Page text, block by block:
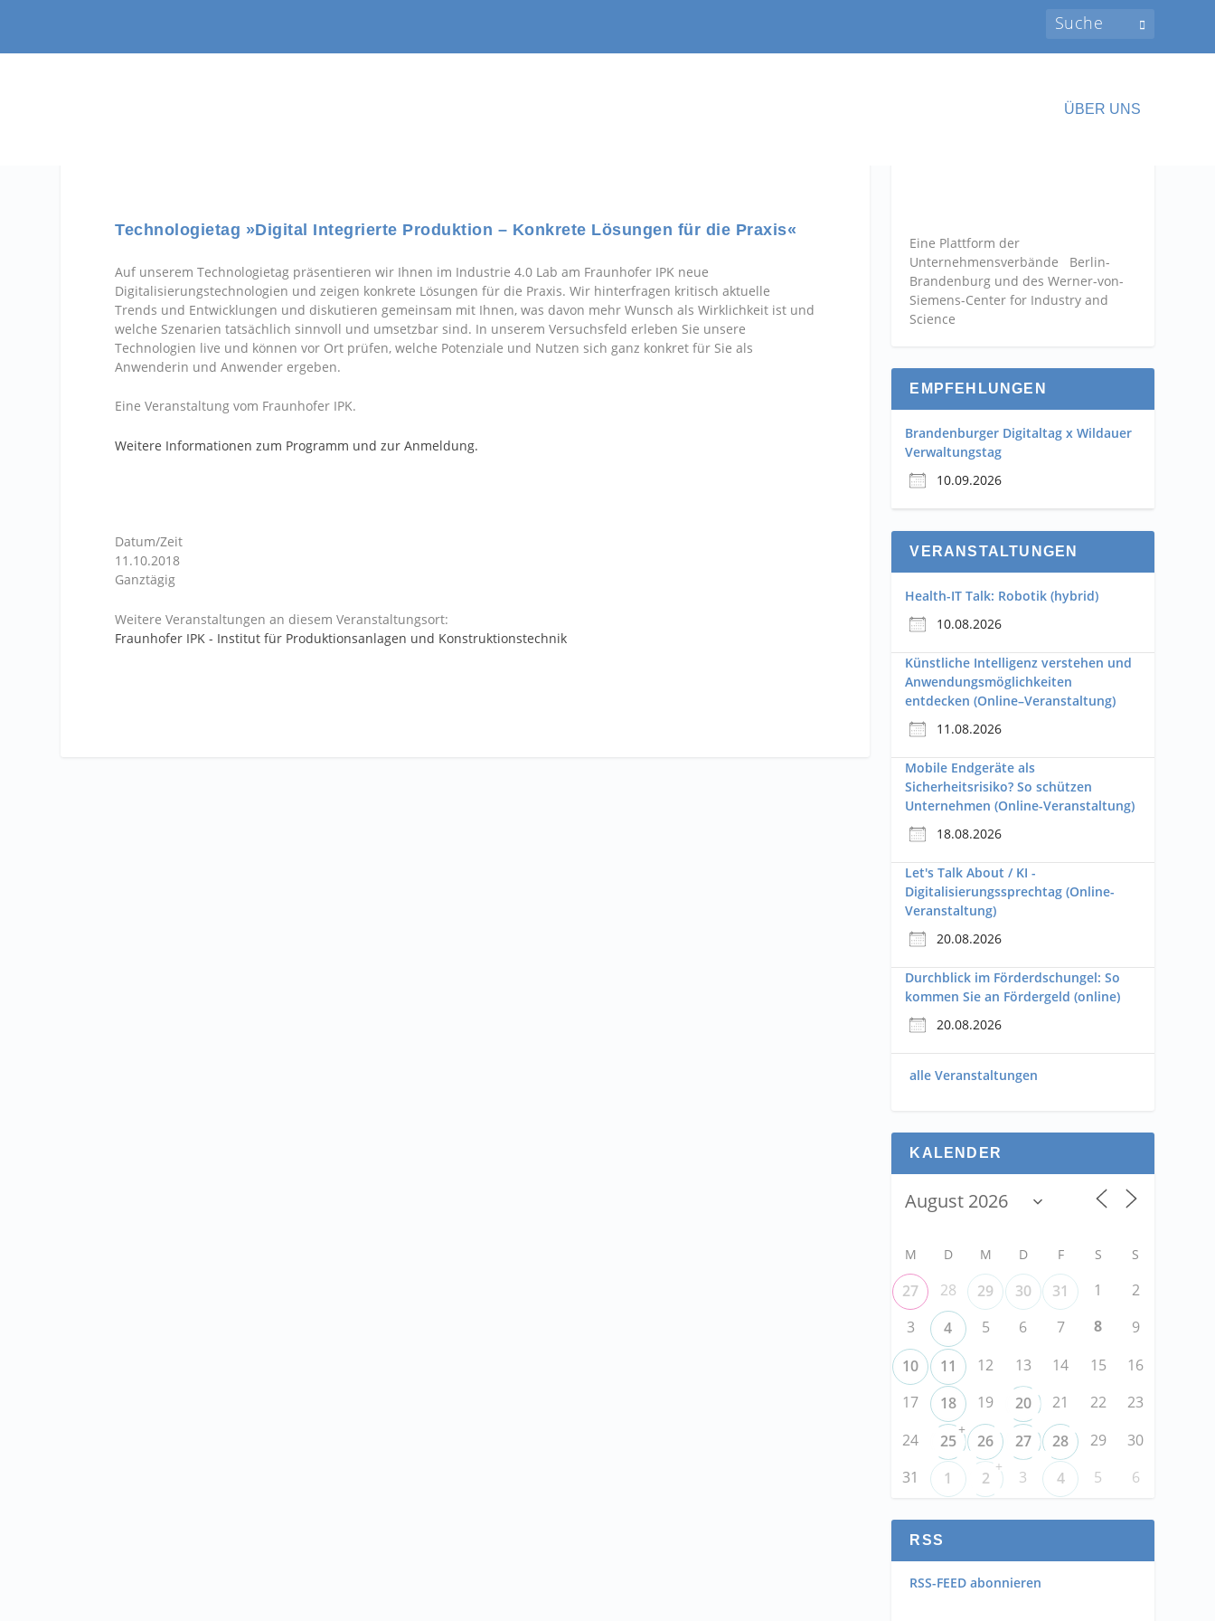
ÜBER UNS
Technologietag »Digital Integrierte Produktion – Konkrete Lösungen für die Praxis«
Auf unserem Technologietag präsentieren wir Ihnen im Industrie 4.0 Lab am Fraunhofer IPK neue
Digitalisierungstechnologien und zeigen konkrete Lösungen für die Praxis. Wir hinterfragen kritisch aktuelle
Trends und Entwicklungen und diskutieren gemeinsam mit Ihnen, was davon mehr Wunsch als Wirklichkeit ist und
welche Szenarien tatsächlich sinnvoll und umsetzbar sind. In unserem Versuchsfeld erleben Sie unsere
Technologien live und können vor Ort prüfen, welche Potenziale und Nutzen sich ganz konkret für Sie als
Anwenderin und Anwender ergeben.
Eine Veranstaltung vom Fraunhofer IPK.
Weitere Informationen zum Programm und zur Anmeldung.
Datum/Zeit
11.10.2018
Ganztägig
Weitere Veranstaltungen an diesem Veranstaltungsort:
Fraunhofer IPK - Institut für Produktionsanlagen und Konstruktionstechnik
Eine Plattform der
Unternehmensverbände Berlin-
Brandenburg und des Werner-von-
Siemens-Center for Industry and
Science
EMPFEHLUNGEN
Brandenburger Digitaltag x Wildauer
Verwaltungstag
10.09.2026
VERANSTALTUNGEN
Health-IT Talk: Robotik (hybrid)
10.08.2026
Künstliche Intelligenz verstehen und
Anwendungsmöglichkeiten
entdecken (Online–Veranstaltung)
11.08.2026
Mobile Endgeräte als
Sicherheitsrisiko? So schützen
Unternehmen (Online-Veranstaltung)
18.08.2026
Let's Talk About / KI -
Digitalisierungssprechtag (Online-
Veranstaltung)
20.08.2026
Durchblick im Förderdschungel: So
kommen Sie an Fördergeld (online)
20.08.2026
alle Veranstaltungen
KALENDER
M D M D F S S
27 28 29 30 31 1
2
3
4 5 6 7 8
9
10
11 12 13 14 15
16
17
18 19 20 21 22
23
24
25
+
26 27 28 29
30
31
1 2
+
3 4 5 6
RSS
RSS-FEED abonnieren